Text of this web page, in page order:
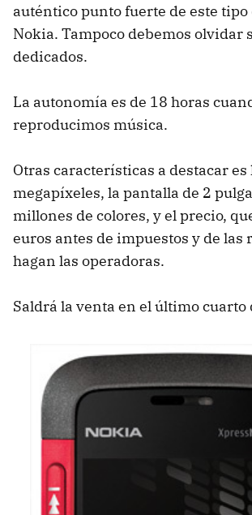
auténtico punto fuerte de este tipo
Nokia. Tampoco debemos olvidar
dedicados.
La autonomía es de 18 horas
reproducimos música.
Otras características a destacar es
megapíxeles, la pantalla de 2
millones de colores, y el precio,
euros antes de impuestos y de las
hagan las operadoras.
Saldrá la venta en el último cuarto